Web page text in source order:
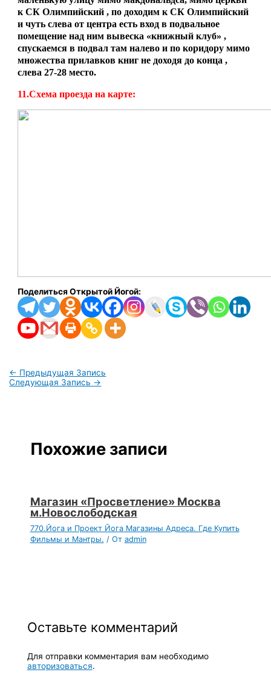
к СК Олимпийский , по доходим к СК Олимпийский
и чуть слева от центра есть вход в подвальное
помещение над ним вывеска «книжный клуб» ,
спускаемся в подвал там налево и по коридору мимо
множества прилавков книг не доходя до конца ,
слева 27-28 место.
11.Схема проезда на карте:
Поделиться Открытой Йогой:
← Предыдущая Запись
Следующая Запись →
Похожие записи
Магазин «Просветление» Москва
м.Новослободская
770.Йога и Проект Йога Магазины Адреса. Где Купить
Фильмы и Мантры. / От admin
Оставьте комментарий
Для отправки комментария вам необходимо
авторизоваться.